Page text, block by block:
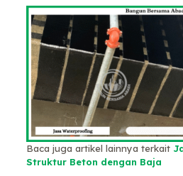
Baca juga artikel lainnya terkait
Struktur Beton dengan Baja